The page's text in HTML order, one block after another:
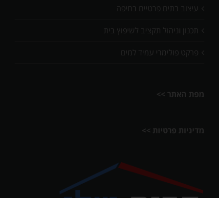
עיצוב בתים פרטיים בחיפה
תכנון וניהול תקציב לשיפוץ בית
פרקט פולימרי עמיד למים
מפת האתר >>
מדיניות פרטיות >>